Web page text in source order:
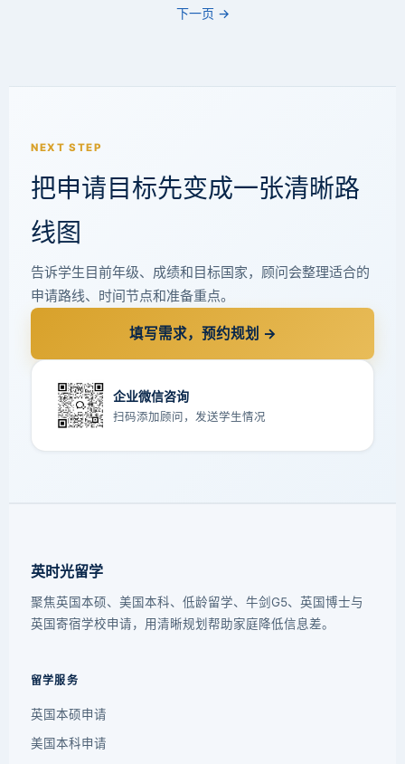
月
计
超
镑。
下一页 →
NEXT STEP
把申请目标先变成一张清晰路
线图
告诉学生目前年级、成绩和目标国家，顾问会整理适合的
申请路线、时间节点和准备重点。
填写需求，预约规划 →
企业微信咨询
扫码添加顾问，发送学生情况
英时光留学
聚焦英国本硕、美国本科、低龄留学、牛剑G5、英国博士与
英国寄宿学校申请，用清晰规划帮助家庭降低信息差。
留学服务
英国本硕申请
美国本科申请